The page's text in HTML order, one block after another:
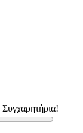
Συγχαρητήρια!